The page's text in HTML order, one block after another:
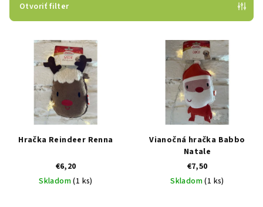
p
Otvoriť filter
Hračka Reindeer Renna
€6,20
Skladom(1 ks)
Vianočná hračka Babbo
Natale
€7,50
Skladom(1 ks)